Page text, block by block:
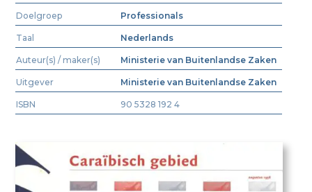
Doelgroep Professionals
Taal Nederlands
Auteur(s) / maker(s) Ministerie van Buitenlandse Zaken
Uitgever Ministerie van Buitenlandse Zaken
ISBN 90 5328 192 4